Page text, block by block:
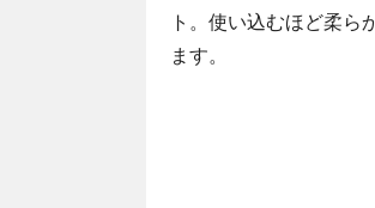
ト。使い込むほど柔ら
ます。